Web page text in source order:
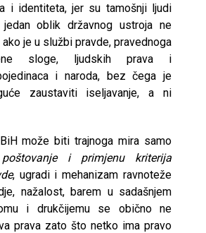
i identiteta, jer su tamošnji ljudi
oblik državnog ustroja ne
je u službi pravde, pravednoga
sloge, ljudskih prava i
i naroda, bez čega je
zaustaviti iseljavanje, a ni
može biti trajnoga mira samo
poštovanje i primjenu kriterija
, ugradi i mehanizam ravnoteže
nažalost, barem u sadašnjem
i drukčijemu se obično ne
prava zato što netko ima pravo